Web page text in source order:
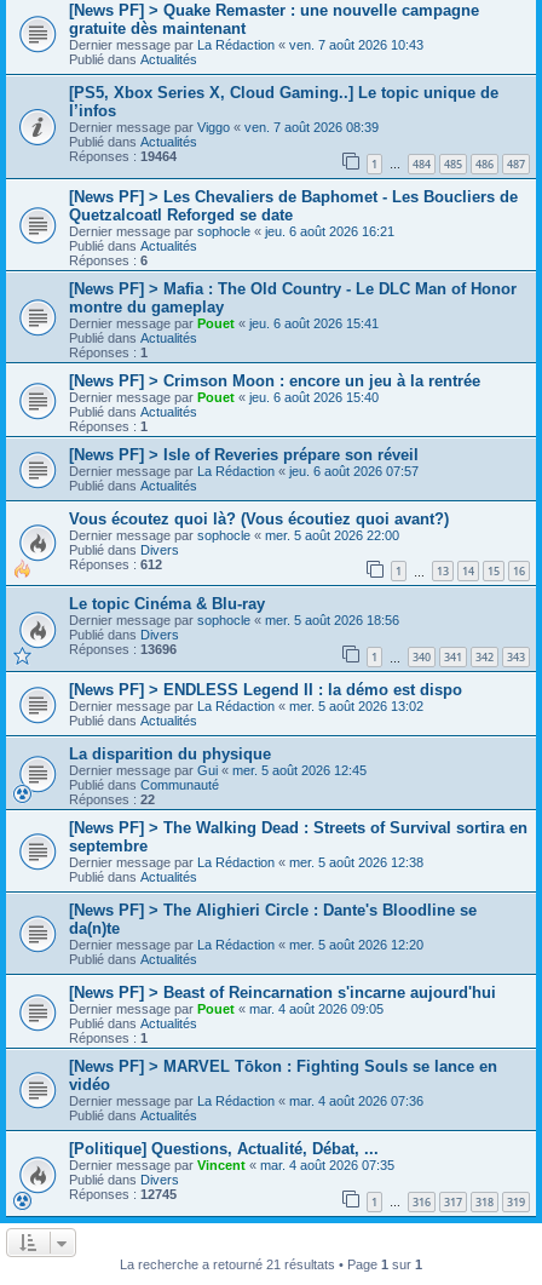
[News PF] > Quake Remaster : une nouvelle campagne
gratuite dès maintenant
Dernier message par La Rédaction « ven. 7 août 2026 10:43
Publié dans Actualités
[PS5, Xbox Series X, Cloud Gaming..] Le topic unique de
l’infos
Dernier message par Viggo « ven. 7 août 2026 08:39
Publié dans Actualités
Réponses : 19464 1 … 484 485 486 487
[News PF] > Les Chevaliers de Baphomet - Les Boucliers de
Quetzalcoatl Reforged se date
Dernier message par sophocle « jeu. 6 août 2026 16:21
Publié dans Actualités
Réponses : 6
[News PF] > Mafia : The Old Country - Le DLC Man of Honor
montre du gameplay
Dernier message par Pouet « jeu. 6 août 2026 15:41
Publié dans Actualités
Réponses : 1
[News PF] > Crimson Moon : encore un jeu à la rentrée
Dernier message par Pouet « jeu. 6 août 2026 15:40
Publié dans Actualités
Réponses : 1
[News PF] > Isle of Reveries prépare son réveil
Dernier message par La Rédaction « jeu. 6 août 2026 07:57
Publié dans Actualités
Vous écoutez quoi là? (Vous écoutiez quoi avant?)
Dernier message par sophocle « mer. 5 août 2026 22:00
Publié dans Divers
Réponses : 612 1 13 14 15 16
Le topic Cinéma & Blu-ray
Dernier message par sophocle « mer. 5 août 2026 18:56
Publié dans Divers
Réponses : 13696 1 340 341 342 343
[News PF] > ENDLESS Legend II : la démo est dispo
Dernier message par La Rédaction « mer. 5 août 2026 13:02
Publié dans Actualités
La disparition du physique
Dernier message par Gui « mer. 5 août 2026 12:45
Publié dans Communauté
Réponses : 22
[News PF] > The Walking Dead : Streets of Survival sortira en
septembre
Dernier message par La Rédaction « mer. 5 août 2026 12:38
Publié dans Actualités
[News PF] > The Alighieri Circle : Dante's Bloodline se
da(n)te
Dernier message par La Rédaction « mer. 5 août 2026 12:20
Publié dans Actualités
[News PF] > Beast of Reincarnation s'incarne aujourd'hui
Dernier message par Pouet « mar. 4 août 2026 09:05
Publié dans Actualités
Réponses : 1
[News PF] > MARVEL Tōkon : Fighting Souls se lance en
vidéo
Dernier message par La Rédaction « mar. 4 août 2026 07:36
Publié dans Actualités
[Politique] Questions, Actualité, Débat, ...
Dernier message par Vincent « mar. 4 août 2026 07:35
Publié dans Divers
Réponses : 12745 1 … 316 317 318 319
La recherche a retourné 21 résultats • Page 1 sur 1